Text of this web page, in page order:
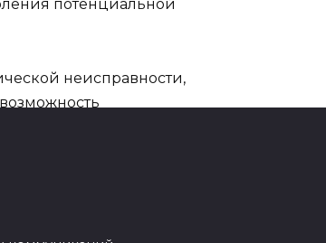
потенциальной
неисправности,
смартфона, на